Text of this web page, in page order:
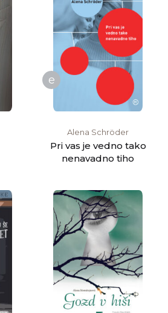
e
Alena Schröder
Pri vas je vedno tako
nenavadno tiho